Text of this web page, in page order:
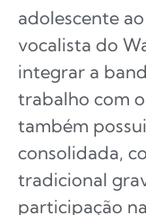
adolescente
vocalista do
integrar a
trabalho com
também
consolidada,
tradicional
participação